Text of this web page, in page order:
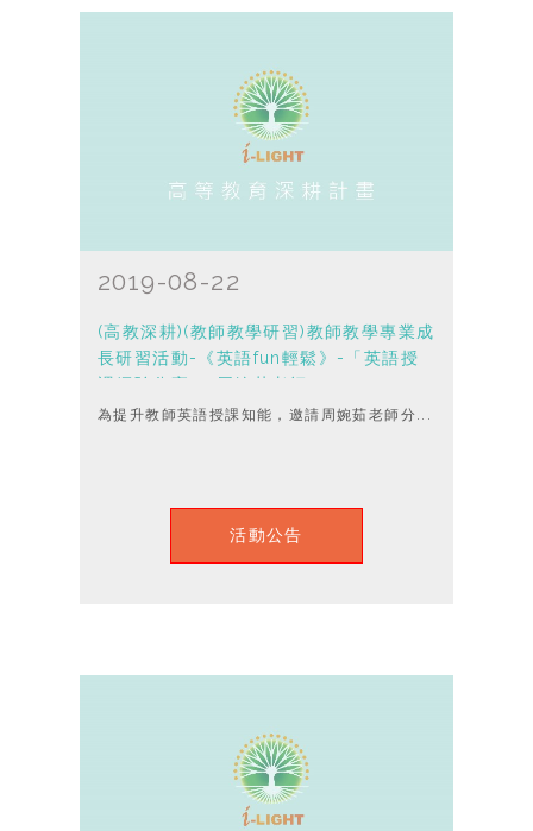
2019-08-22
(高教深耕)(教師教學研習)教師教學專業成
長研習活動-《英語fun輕鬆》-「英語授
課經驗分享」-周婉茹老師
為提升教師英語授課知能，邀請周婉茹老師分...
活動公告